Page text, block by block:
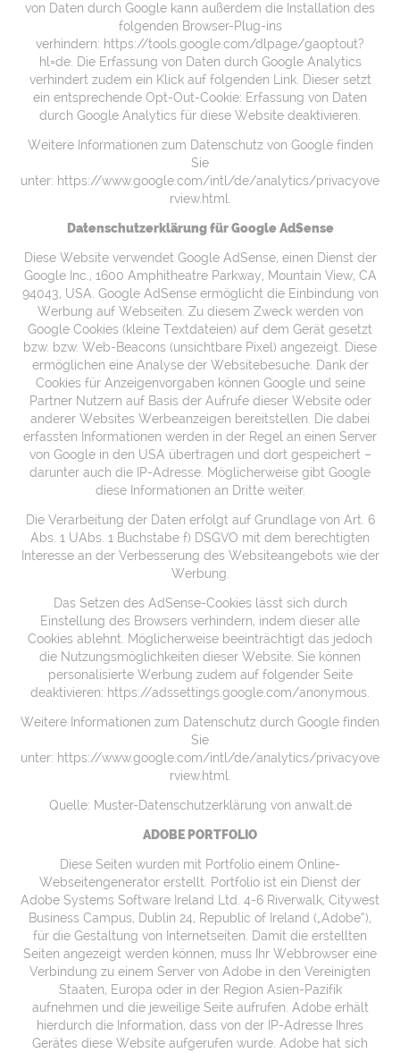
von Daten durch Google kann außerdem die Installation des
folgenden Browser-Plug-ins
verhindern: https://tools.google.com/dlpage/gaoptout?
hl=de. Die Erfassung von Daten durch Google Analytics
verhindert zudem ein Klick auf folgenden Link. Dieser setzt
ein entsprechende Opt-Out-Cookie: Erfassung von Daten
durch Google Analytics für diese Website deaktivieren
Weitere Informationen zum Datenschutz von Google finden
Sie
unter: https://www.google.com/intl/de/analytics/privacyove
rview.html
Datenschutzerklärung für Google AdSense
Diese Website verwendet Google AdSense, einen Dienst der
Google Inc., 1600 Amphitheatre Parkway, Mountain View, CA
94043, USA. Google AdSense ermöglicht die Einbindung von
Werbung auf Webseiten. Zu diesem Zweck werden von
Google Cookies (kleine Textdateien) auf dem Gerät gesetzt
bzw. bzw. Web-Beacons (unsichtbare Pixel) angezeigt. Diese
ermöglichen eine Analyse der Websitebesuche. Dank der
Cookies für Anzeigenvorgaben können Google und seine
Partner Nutzern auf Basis der Aufrufe dieser Website oder
anderer Websites Werbeanzeigen bereitstellen. Die dabei
erfassten Informationen werden in der Regel an einen Server
von Google in den USA übertragen und dort gespeichert –
darunter auch die IP-Adresse. Möglicherweise gibt Google
diese Informationen an Dritte weiter.
Die Verarbeitung der Daten erfolgt auf Grundlage von Art. 6
Abs. 1 UAbs. 1 Buchstabe f) DSGVO mit dem berechtigten
Interesse an der Verbesserung des Websiteangebots wie der
Werbung.
Das Setzen des AdSense-Cookies lässt sich durch
Einstellung des Browsers verhindern, indem dieser alle
Cookies ablehnt. Möglicherweise beeinträchtigt das jedoch
die Nutzungsmöglichkeiten dieser Website. Sie können
personalisierte Werbung zudem auf folgender Seite
deaktivieren: https://adssettings.google.com/anonymous
Weitere Informationen zum Datenschutz durch Google finden
Sie
unter: https://www.google.com/intl/de/analytics/privacyove
rview.html
Quelle: Muster-Datenschutzerklärung von anwalt.de
ADOBE PORTFOLIO
Diese Seiten wurden mit Portfolio einem Online-
Webseitengenerator erstellt. Portfolio ist ein Dienst der
Adobe Systems Software Ireland Ltd. 4-6 Riverwalk, Citywest
Business Campus, Dublin 24, Republic of Ireland („Adobe“),
für die Gestaltung von Internetseiten. Damit die erstellten
Seiten angezeigt werden können, muss Ihr Webbrowser eine
Verbindung zu einem Server von Adobe in den Vereinigten
Staaten, Europa oder in der Region Asien-Pazifik
aufnehmen und die jeweilige Seite aufrufen. Adobe erhält
hierdurch die Information, dass von der IP-Adresse Ihres
Gerätes diese Website aufgerufen wurde. Adobe hat sich